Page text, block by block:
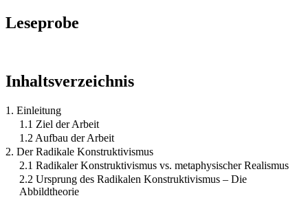
Leseprobe
Inhaltsverzeichnis
1. Einleitung
1.1 Ziel der Arbeit
1.2 Aufbau der Arbeit
2. Der Radikale Konstruktivismus
2.1 Radikaler Konstruktivismus vs. metaphysischer Realismus
2.2 Ursprung des Radikalen Konstruktivismus – Die
Abbildtheorie